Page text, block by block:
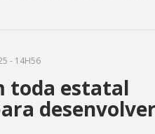
- 14H56
toda estatal